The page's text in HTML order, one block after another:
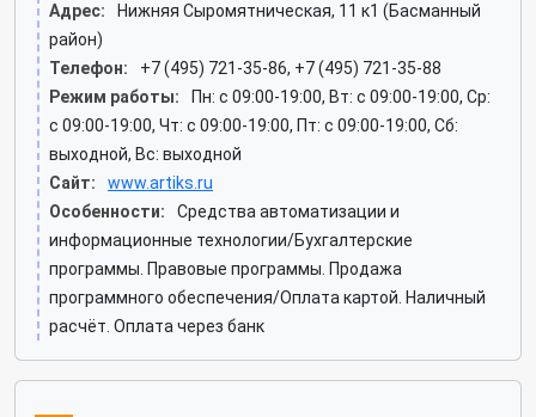
Адрес:
Нижняя Сыромятническая, 11 к1 (Басманный
район)
Телефон:
+7 (495) 721-35-86, +7 (495) 721-35-88
Режим работы:
Пн: c 09:00-19:00, Вт: c 09:00-19:00, Ср:
c 09:00-19:00, Чт: c 09:00-19:00, Пт: c 09:00-19:00, Сб:
выходной, Вс: выходной
Сайт:
www.artiks.ru
Особенности:
Средства автоматизации и
информационные технологии/Бухгалтерские
программы. Правовые программы. Продажа
программного обеспечения/Оплата картой. Наличный
расчёт. Оплата через банк